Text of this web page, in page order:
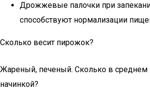
Дрожжевые палочки при
способствуют нормализации
Сколько весит пирожок?
Жареный, печеный. Сколько в среднем
начинкой?